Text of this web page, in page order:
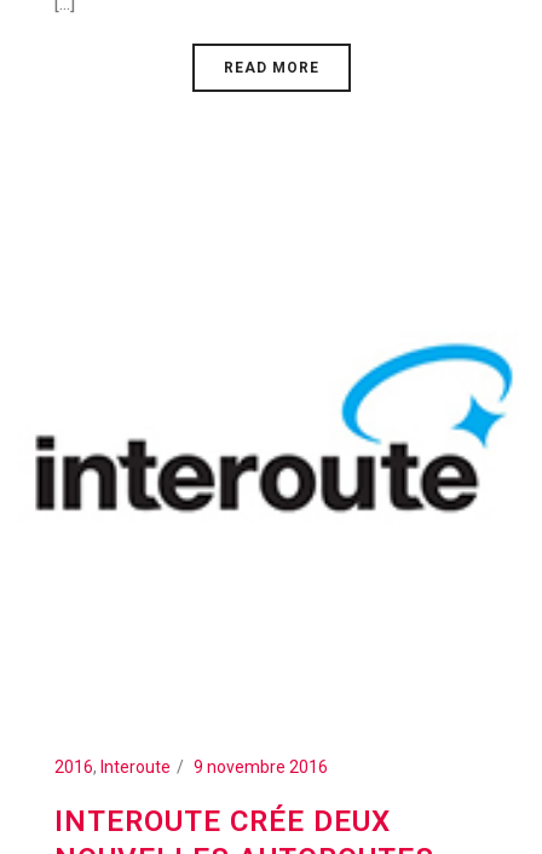
READ MORE
2016, Interoute 9 novembre 2016
INTEROUTE CRÉE DEUX